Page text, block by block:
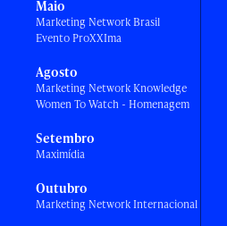
Maio
Marketing Network Brasil
Evento ProXXIma
Agosto
Marketing Network Knowledge
Women To Watch - Homenagem
Setembro
Maximídia
Outubro
Marketing Network Internacional